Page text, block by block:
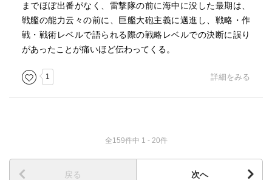
までほぼ出番がなく、雷撃隊の前に海中に没した最期は、
戦艦の能力云々の前に、巨艦大砲主義に邁進し、戦略・作
戦・戦術レベルで語られる際の戦略レベルでの決断に誤り
があったことが痛いほど伝わってくる。
1 詳細をみる
全159件中 1 - 20件
戻る 次へ